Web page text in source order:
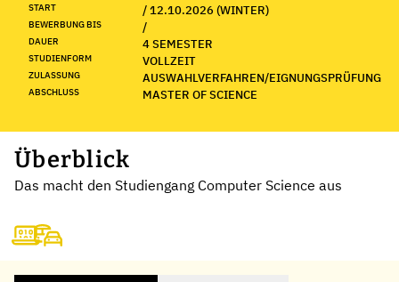
START / 12.10.2026 (WINTER)
BEWERBUNG BIS /
DAUER 4 SEMESTER
STUDIENFORM VOLLZEIT
ZULASSUNG AUSWAHLVERFAHREN/EIGNUNGSPRÜFUNG
ABSCHLUSS MASTER OF SCIENCE
Überblick
Das macht den Studiengang Computer Science aus